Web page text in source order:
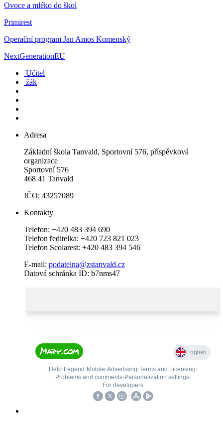
Ovoce a mléko do škol
Primirest
Operační program Jan Amos Komenský
NextGenerationEU
Učitel
žák
Adresa
Základní škola Tanvald, Sportovní 576, příspěvková
organizace
Sportovní 576
468 41 Tanvald
IČO: 43257089
Kontakty
Telefon: +420 483 394 690
Telefon ředitelka: +420 723 821 023
Telefon Scolarest: +420 483 394 546
E-mail: podatelna@zstanvald.cz
Datová schránka ID: b7nms47